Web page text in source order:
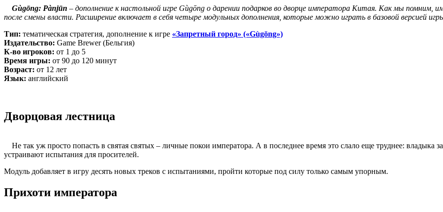
Gùgōng: Pànjūn – дополнение к настольной игре Gùgōng о дарении подарков во дворце императора Китая. Как мы помним,
после смены власти. Расширение включает в себя четыре модульных дополнения, которые можно играть в базовой версией
Тип: тематическая стратегия, дополнение к игре «Запретный город» («Gùgōng»)
Издательство: Game Brewer (Бельгия)
К-во игроков: от 1 до 5
Время игры: от 90 до 120 минут
Возраст: от 12 лет
Язык: английский
Дворцовая лестница
Не так уж просто попасть в святая святых – личные покои императора. А в последнее время это слало еще труднее: владыка
устраивают испытания для просителей.
Модуль добавляет в игру десять новых треков с испытаниями, пройти которые под силу только самым упорным.
Прихоти императора